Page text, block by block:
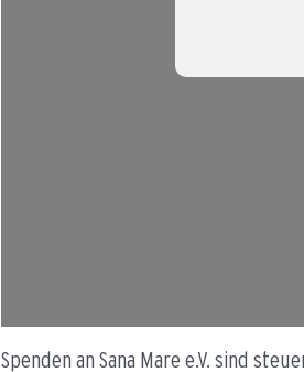
Spenden an Sana Mare e.V. sind